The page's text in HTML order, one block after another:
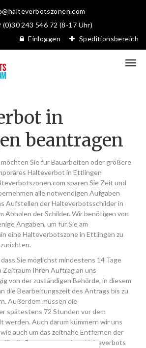
(0)30 243 546 72 (8-17 Uhr)
Einloggen
Speditionsbereich
in
beantragen
möchten Sie für Bauarbeiten oder größere
Halteverbot in Ettlingen
sparen Sie Zeit und
alle notwendigen Aufgaben
Aufstellen der Halteverbotsschilder in
Abholen der Schilder. Wir benötigen von
Angaben, um für Sie am
eine Halteverbotszone in Ettlingen zu
Sie möglichst mindestens 14 Tage
Ihren Auftrag an uns
von der zuständigen Behörde, in diesem
die Bearbeitungszeit des Antrags bis zu
Außerdem müssen die
spätestens 72 Stunden vor dem
werden. Auch darum kümmern wir uns
auch um das zeitnahe Entfernen der
für die Beantragung eines Halteverbots